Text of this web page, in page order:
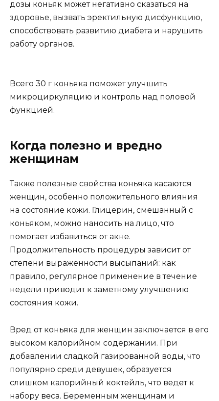
дозы коньяк может негативно сказаться на
здоровье, вызвать эректильную дисфункцию,
способствовать развитию диабета и нарушить
работу органов.
Всего 30 г коньяка поможет улучшить
микроциркуляцию и контроль над половой
функцией.
Когда полезно и вредно
женщинам
Также полезные свойства коньяка касаются
женщин, особенно положительного влияния
на состояние кожи. Глицерин, смешанный с
коньяком, можно наносить на лицо, что
помогает избавиться от акне.
Продолжительность процедуры зависит от
степени выраженности высыпаний: как
правило, регулярное применение в течение
недели приводит к заметному улучшению
состояния кожи.
Вред от коньяка для женщин заключается в его
высоком калорийном содержании. При
добавлении сладкой газированной воды, что
популярно среди девушек, образуется
слишком калорийный коктейль, что ведет к
набору веса. Беременным женщинам и